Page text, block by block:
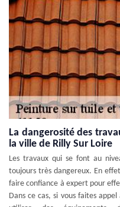
La dangerosité des
la ville de Rilly Sur Loire
Les travaux qui se font au
toujours très dangereux. En
faire confiance à expert pour
Dans ce cas, si vous faites